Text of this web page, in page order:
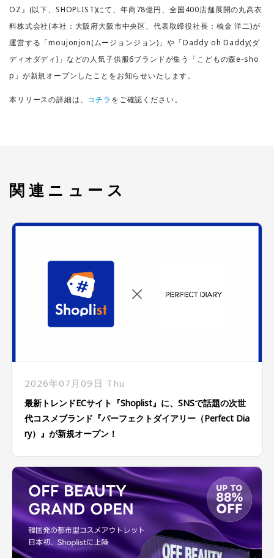
OZ』(以下、SHOPLIST)にて、年商78億円、全国400店舗展開の丸高衣
料株式会社(本社：大阪府大阪市中央区、代表取締役社長：楡金 洋二)が
運営する「moujonjon(ムージョンジョン)」や「Daddy oh Daddy(ダ
ディオダディ)」などの人気子供服6ブランドが集う「こどもの森e-sho
p」が新規オープンしたことをお知らせいたします。
本リリースの詳細は、 コチラ をご確認ください。
関連ニュース
2026年07月09日 Thu
最新トレンドECサイト『Shoplist』に、SNSで話題の次世
代コスメブランド『パーフェクトダイアリー（Perfect Dia
ry）』が新規オープン！